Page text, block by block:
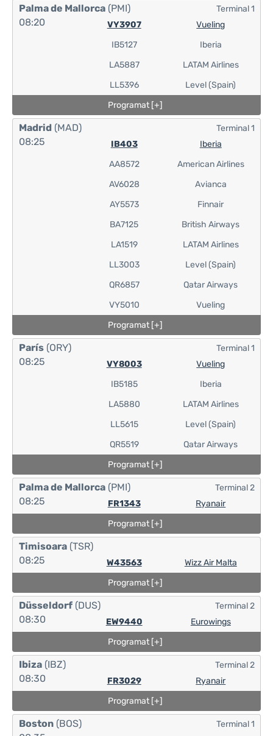
Palma de Mallorca (PMI)
08:20
VY3907
IB5127
LA5887
LL5396
Vueling
Iberia
LATAM Airlines
Level (Spain)
Terminal 1
Programat [+]
Madrid (MAD)
08:25
IB403
AA8572
AV6028
AY5573
BA7125
LA1519
LL3003
QR6857
VY5010
Iberia
American Airlines
Avianca
Finnair
British Airways
LATAM Airlines
Level (Spain)
Qatar Airways
Vueling
Terminal 1
Programat [+]
París (ORY)
08:25
VY8003
IB5185
LA5880
LL5615
QR5519
Vueling
Iberia
LATAM Airlines
Level (Spain)
Qatar Airways
Terminal 1
Programat [+]
Palma de Mallorca (PMI)
08:25
FR1343 Ryanair
Terminal 2
Programat [+]
Timisoara (TSR)
08:25
W43563
Wizz Air Malta
Programat [+]
Düsseldorf (DUS)
08:30
EW9440 Eurowings
Terminal 2
Programat [+]
Ibiza (IBZ)
08:30
FR3029 Ryanair
Terminal 2
Programat [+]
Boston (BOS)
Terminal 1